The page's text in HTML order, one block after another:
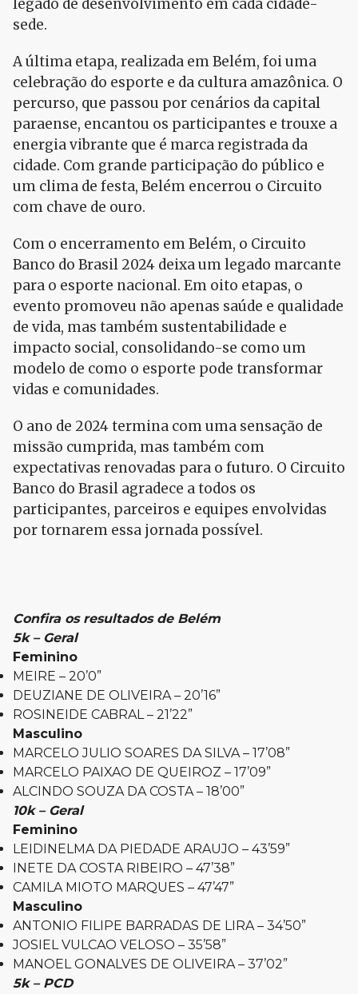
legado de desenvolvimento em cada cidade-
sede.
A última etapa, realizada em Belém, foi uma
celebração do esporte e da cultura amazônica. O
percurso, que passou por cenários da capital
paraense, encantou os participantes e trouxe a
energia vibrante que é marca registrada da
cidade. Com grande participação do público e
um clima de festa, Belém encerrou o Circuito
com chave de ouro.
Com o encerramento em Belém, o Circuito
Banco do Brasil 2024 deixa um legado marcante
para o esporte nacional. Em oito etapas, o
evento promoveu não apenas saúde e qualidade
de vida, mas também sustentabilidade e
impacto social, consolidando-se como um
modelo de como o esporte pode transformar
vidas e comunidades.
O ano de 2024 termina com uma sensação de
missão cumprida, mas também com
expectativas renovadas para o futuro. O Circuito
Banco do Brasil agradece a todos os
participantes, parceiros e equipes envolvidas
por tornarem essa jornada possível.
Confira os resultados de Belém
5k – Geral
Feminino
MEIRE – 20’0”
DEUZIANE DE OLIVEIRA – 20’16”
ROSINEIDE CABRAL – 21’22”
Masculino
MARCELO JULIO SOARES DA SILVA – 17’08”
MARCELO PAIXAO DE QUEIROZ – 17’09”
ALCINDO SOUZA DA COSTA – 18’00”
10k – Geral
Feminino
LEIDINELMA DA PIEDADE ARAUJO – 43’59”
INETE DA COSTA RIBEIRO – 47’38”
CAMILA MIOTO MARQUES – 47’47”
Masculino
ANTONIO FILIPE BARRADAS DE LIRA – 34’50”
JOSIEL VULCAO VELOSO – 35’58”
MANOEL GONALVES DE OLIVEIRA – 37’02”
5k – PCD